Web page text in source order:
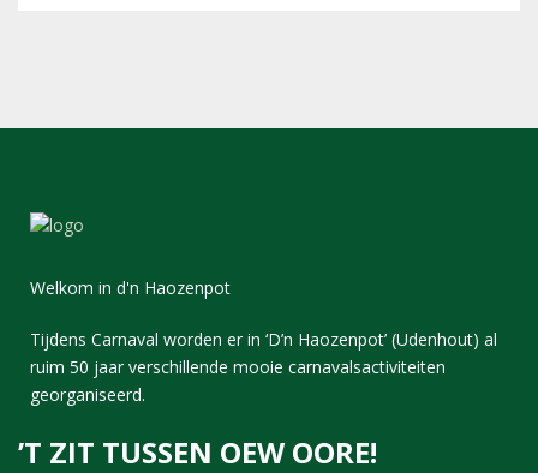
Welkom in d'n Haozenpot
Tijdens Carnaval worden er in ‘D’n Haozenpot’ (Udenhout) al
ruim 50 jaar verschillende mooie carnavalsactiviteiten
georganiseerd.
’T ZIT TUSSEN OEW OORE!